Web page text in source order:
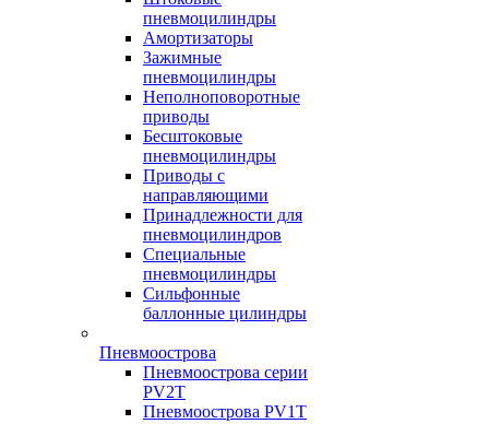
пневмоцилиндры
Амортизаторы
Зажимные
пневмоцилиндры
Неполноповоротные
приводы
Бесштоковые
пневмоцилиндры
Приводы с
направляющими
Принадлежности для
пневмоцилиндров
Специальные
пневмоцилиндры
Сильфонные
баллонные цилиндры
Пневмоострова
Пневмоострова серии
PV2T
Пневмоострова PV1T